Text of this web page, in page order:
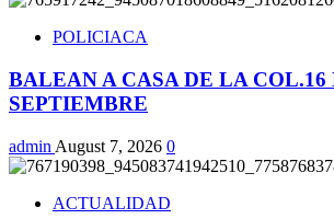
POLICIACA
BALEAN A CASA DE LA COL.16
SEPTIEMBRE
admin August 7, 2026 0
ACTUALIDAD